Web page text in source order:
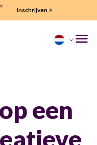
Inschrijven >
een